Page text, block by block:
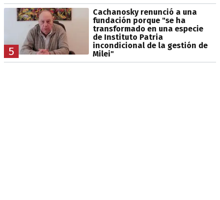
5
Cachanosky renunció a una
fundación porque "se ha
transformado en una especie
de Instituto Patria
incondicional de la gestión de
Milei"